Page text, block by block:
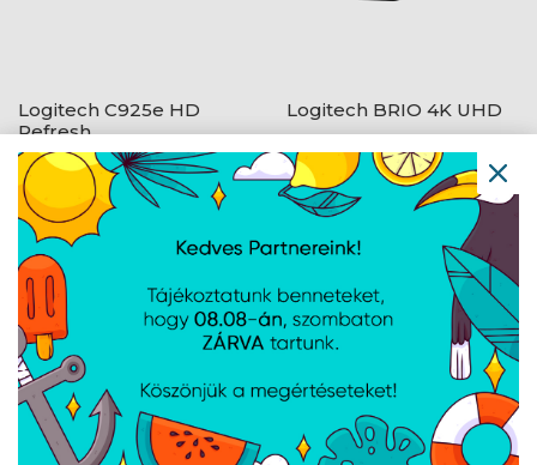
Logitech C925e HD
Refresh
Logitech BRIO 4K UHD
Navigáció
Hírek
Újdonságok
Kapcsolat
Letöltések
Gyártóink